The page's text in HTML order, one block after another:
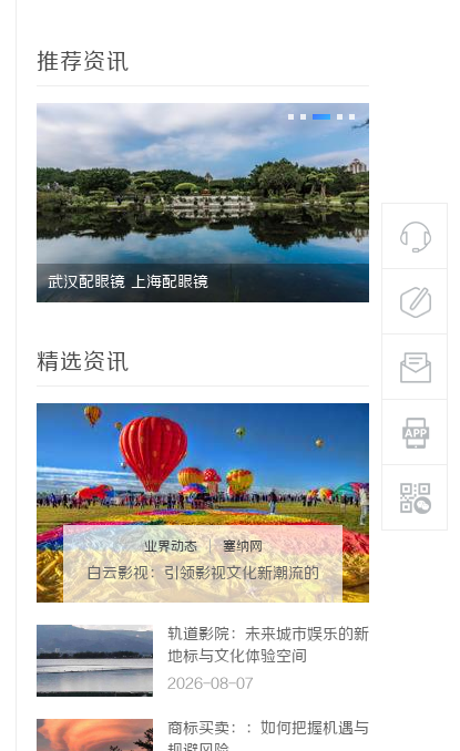
推荐资讯
武汉配眼镜 上海配眼镜 武汉配眼
精选资讯
业界动态 | 塞纳网
白云影视：引领影视文化新潮流的
先锋力量
轨道影院：未来城市娱乐的新
地标与文化体验空间
2026-08-07
商标买卖：：如何把握机遇与